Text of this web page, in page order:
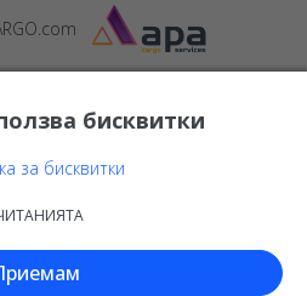
, cod postal012178,email:
бисквитки
за бисквитки